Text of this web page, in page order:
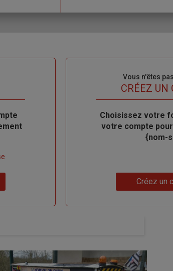
Vous n'êtes
TITRECRÉEZ UN
Body
Choisissez votre
votre compte
{nom-
Créez un